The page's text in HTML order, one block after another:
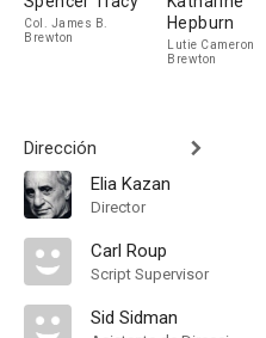
Col. James B.
Brewton
Hepburn
Lutie Cameron
Brewton
Dirección
Elia Kazan
Director
Carl Roup
Script Supervisor
Sid Sidman